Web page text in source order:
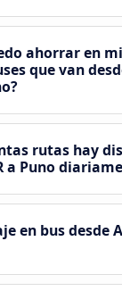
ahorrar en
que van
rutas hay
a Puno
en bus desde